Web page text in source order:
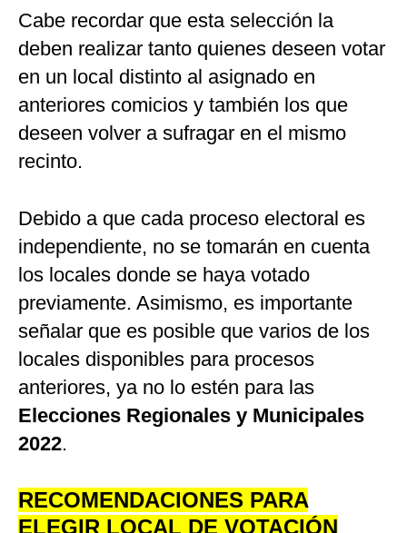
Cabe recordar que esta selección la
deben realizar tanto quienes deseen votar
en un local distinto al asignado en
anteriores comicios y también los que
deseen volver a sufragar en el mismo
recinto.
Debido a que cada proceso electoral es
independiente, no se tomarán en cuenta
los locales donde se haya votado
previamente. Asimismo, es importante
señalar que es posible que varios de los
locales disponibles para procesos
anteriores, ya no lo estén para las
Elecciones Regionales y Municipales
2022.
RECOMENDACIONES PARA
ELEGIR LOCAL DE VOTACIÓN